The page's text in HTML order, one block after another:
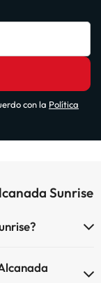
con la Política
Sunrise